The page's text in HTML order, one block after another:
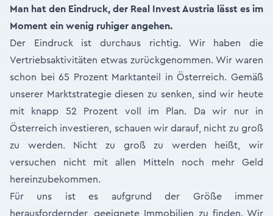
Man hat den Eindruck, der Real Invest Austria lässt es im
Moment ein wenig ruhiger angehen.
Der Eindruck ist durchaus richtig. Wir haben die
Vertriebsaktivitäten etwas zurückgenommen. Wir waren
schon bei 65 Prozent Marktanteil in Österreich. Gemäß
unserer Marktstrategie diesen zu senken, sind wir heute
mit knapp 52 Prozent voll im Plan. Da wir nur in
Österreich investieren, schauen wir darauf, nicht zu groß
zu werden. Nicht zu groß zu werden heißt, wir
versuchen nicht mit allen Mitteln noch mehr Geld
hereinzubekommen.
Für uns ist es aufgrund der Größe immer
herausfordernder, geeignete Immobilien zu finden. Wir